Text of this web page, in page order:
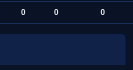
0 0 0